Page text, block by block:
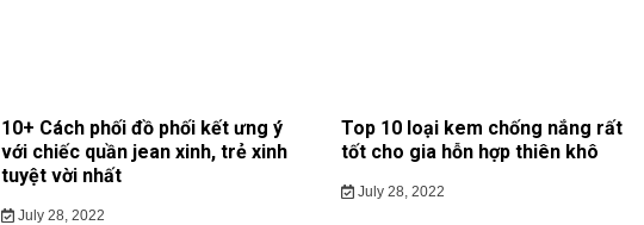
10+ Cách phối đồ phối kết ưng ý
với chiếc quần jean xinh, trẻ xinh
tuyệt vời nhất
July 28, 2022
Top 10 loại kem chống nắng rất
tốt cho gia hỗn hợp thiên khô
July 28, 2022